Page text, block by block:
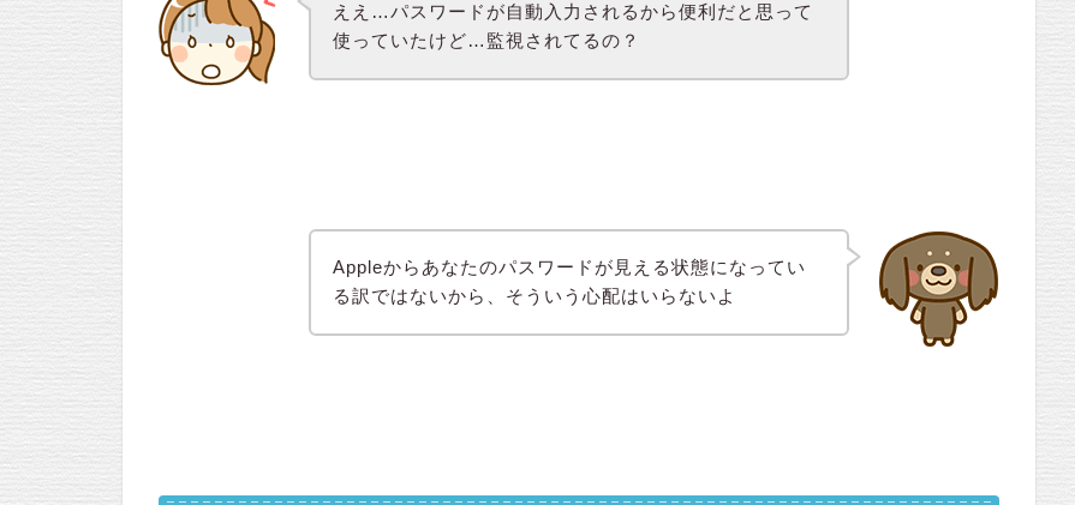
ええ…パスワードが自動入力されるから便利だと思って
使っていたけど…監視されてるの？
Appleからあなたのパスワードが見える状態になってい
る訳ではないから、そういう心配はいらないよ